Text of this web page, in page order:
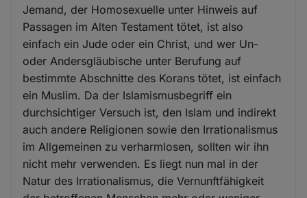
Jemand, der Homosexuelle unter Hinweis auf
Passagen im Alten Testament tötet, ist also
einfach ein Jude oder ein Christ, und wer Un-
oder Andersgläubische unter Berufung auf
bestimmte Abschnitte des Korans tötet, ist einfach
ein Muslim. Da der Islamismusbegriff ein
durchsichtiger Versuch ist, den Islam und indirekt
auch andere Religionen sowie den Irrationalismus
im Allgemeinen zu verharmlosen, sollten wir ihn
nicht mehr verwenden. Es liegt nun mal in der
Natur des Irrationalismus, die Vernunftfähigkeit